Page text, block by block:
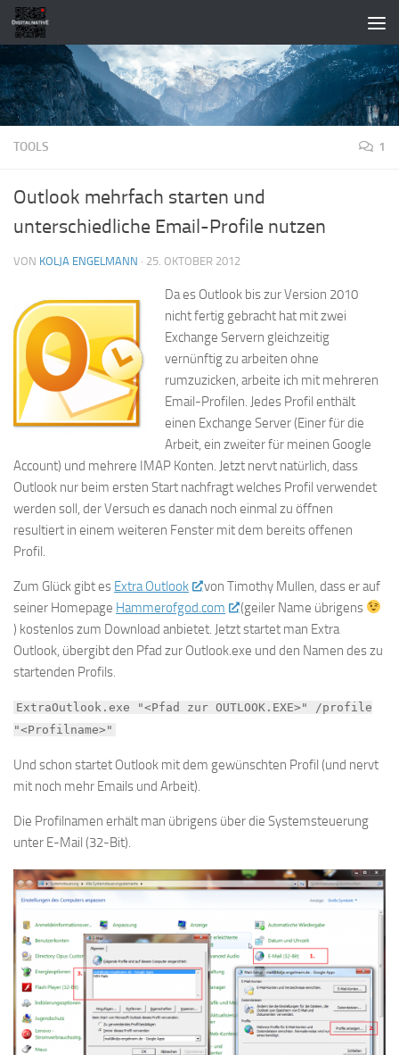
Zum Inhalt springen
TOOLS 1
Outlook mehrfach starten und
unterschiedliche Email-Profile nutzen
VON KOLJA ENGELMANN · 25. OKTOBER 2012
Da es Outlook bis zur Version 2010
nicht fertig gebracht hat mit zwei
Exchange Servern gleichzeitig
vernünftig zu arbeiten ohne
rumzuzicken, arbeite ich mit mehreren
Email-Profilen. Jedes Profil enthält
einen Exchange Server (Einer für die
Arbeit, ein zweiter für meinen Google
Account) und mehrere IMAP Konten. Jetzt nervt natürlich, dass
Outlook nur beim ersten Start nachfragt welches Profil verwendet
werden soll, der Versuch es danach noch einmal zu öffnen
resultiert in einem weiteren Fenster mit dem bereits offenen
Profil.
Zum Glück gibt es Extra Outlook
von Timothy Mullen, dass er auf
seiner Homepage Hammerofgod.com
(geiler Name übrigens
) kostenlos zum Download anbietet. Jetzt startet man Extra
Outlook, übergibt den Pfad zur Outlook.exe und den Namen des zu
startenden Profils.
ExtraOutlook.exe "<Pfad zur OUTLOOK.EXE>" /profile
"<Profilname>"
Und schon startet Outlook mit dem gewünschten Profil (und nervt
mit noch mehr Emails und Arbeit).
Die Profilnamen erhält man übrigens über die Systemsteuerung
unter E-Mail (32-Bit).